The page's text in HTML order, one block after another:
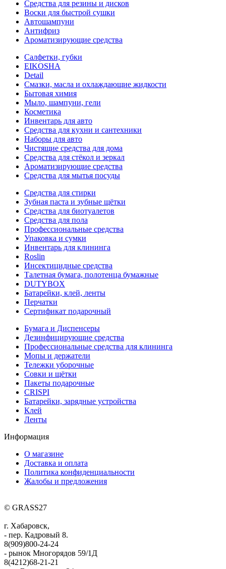
Средства для резины и дисков
Воски для быстрой сушки
Автошампуни
Антифриз
Ароматизирующие средства
Салфетки, губки
EIKOSHA
Detail
Смазки, масла и охлаждающие жидкости
Бытовая химия
Мыло, шампуни, гели
Косметика
Инвентарь для авто
Средства для кухни и сантехники
Наборы для авто
Чистящие средства для дома
Средства для стёкол и зеркал
Ароматизирующие средства
Средства для мытья посуды
Средства для стирки
Зубная паста и зубные щётки
Средства для биотуалетов
Средства для пола
Профессиональные средства
Упаковка и сумки
Инвентарь для клининга
Roslin
Инсектицидные средства
Талетная бумага, полотенца бумажные
DUTYBOX
Батарейки, клей, ленты
Перчатки
Сертификат подарочный
Бумага и Диспенсеры
Дезинфицирующие средства
Профессиональные средства для клининга
Мопы и держатели
Тележки уборочные
Совки и щётки
Пакеты подарочные
CRISPI
Батарейки, зарядные устройства
Клей
Ленты
Информация
О магазине
Доставка и оплата
Политика конфиденциальности
Жалобы и предложения
© GRASS27
г. Хабаровск,
- пер. Кадровый 8.
8(909)800-24-24
- рынок Многорядов 59/1Д
8(4212)68-21-21